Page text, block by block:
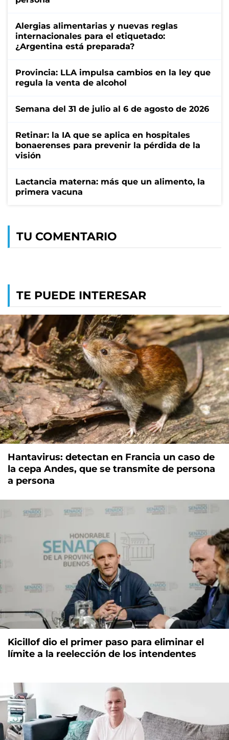
Alergias alimentarias y nuevas reglas
internacionales para el etiquetado:
¿Argentina está preparada?
Provincia: LLA impulsa cambios en la ley que
regula la venta de alcohol
Semana del 31 de julio al 6 de agosto de 2026
Retinar: la IA que se aplica en hospitales
bonaerenses para prevenir la pérdida de la
visión
Lactancia materna: más que un alimento, la
primera vacuna
TU COMENTARIO
TE PUEDE INTERESAR
Hantavirus: detectan en Francia un caso de
la cepa Andes, que se transmite de persona
a persona
Kicillof dio el primer paso para eliminar el
límite a la reelección de los intendentes